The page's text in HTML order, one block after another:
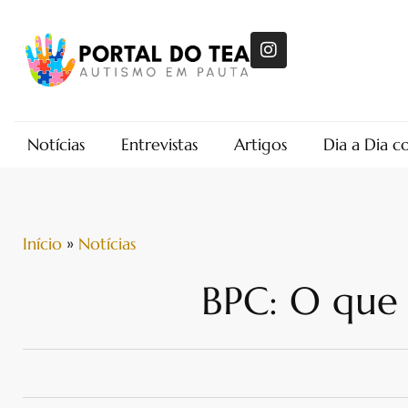
Notícias Entrevistas Artigos Dia a Dia
Início » Notícias
BPC: O